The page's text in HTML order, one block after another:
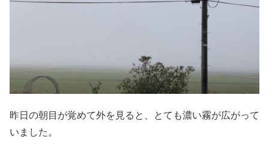
昨日の朝目が覚めて外を見ると、とても濃い霧が広がって
いました。